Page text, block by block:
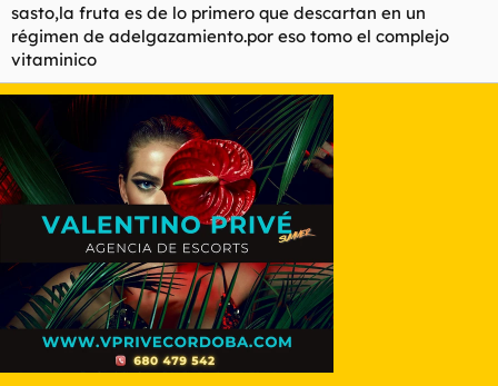
sasto,la fruta es de lo primero que descartan en un
régimen de adelgazamiento.por eso tomo el complejo
vitaminico